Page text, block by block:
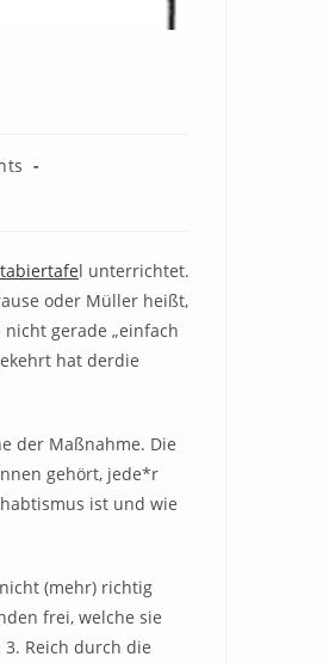
l unterrichtet.
oder Müller heißt,
gerade „einfach
hat derdie
der Maßnahme. Die
gehört, jede*r
ist und wie
(mehr) richtig
frei, welche sie
Reich durch die